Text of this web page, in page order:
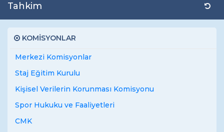
Tahkim
KOMİSYONLAR
Merkezi Komisyonlar
Staj Eğitim Kurulu
Kişisel Verilerin Korunması Komisyonu
Spor Hukuku ve Faaliyetleri
CMK